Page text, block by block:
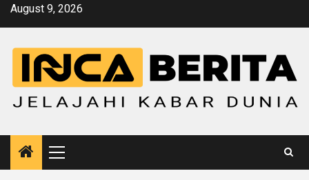
SkipAugust 9, 2026
Primary
Menu